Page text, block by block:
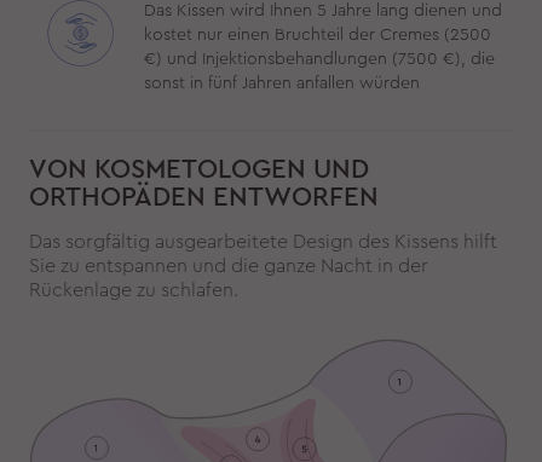
Das Kissen wird Ihnen 5 Jahre lang dienen und
kostet nur einen Bruchteil der Cremes (2500
€) und Injektionsbehandlungen (7500 €), die
sonst in fünf Jahren anfallen würden
VON KOSMETOLOGEN UND
ORTHOPÄDEN ENTWORFEN
Das sorgfältig ausgearbeitete Design des Kissens hilft
Sie zu entspannen und die ganze Nacht in der
Rückenlage zu schlafen.